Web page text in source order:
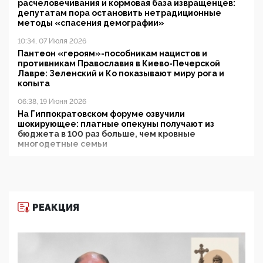
расчеловечивания и кормовая база извращенцев:
депутатам пора остановить нетрадиционные
методы «спасения демографии»
10:34, 07 Июля 2026
Пантеон «героям»-пособникам нацистов и
противникам Православия в Киево-Печерской
Лавре: Зеленский и Ко показывают миру рога и
копыта
06:38, 19 Июня 2026
На Гиппократовском форуме озвучили
шокирующее: платные опекуны получают из
бюджета в 100 раз больше, чем кровные
многодетные семьи
11:53, 09 Июня 2026
деятельность ИИТО ЮНЕСКО в России, но
цифроглобалисты продолжают определять
повестку в образовании
РЕАКЦИЯ